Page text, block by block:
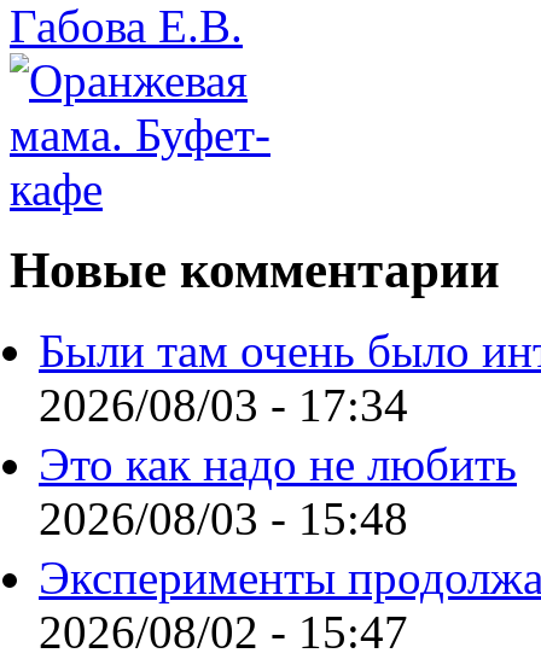
Новые комментарии
Были там очень было
2026/08/03 - 17:34
Это как надо не любить
2026/08/03 - 15:48
Эксперименты
2026/08/02 - 15:47